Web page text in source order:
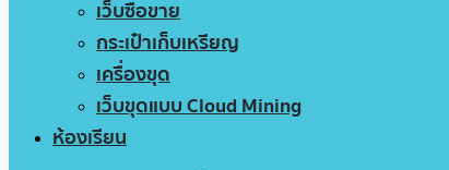
เว็บซื้อขาย
กระเป๋าเก็บเหรียญ
เครื่องขุด
เว็บขุดแบบ Cloud Mining
ห้องเรียน